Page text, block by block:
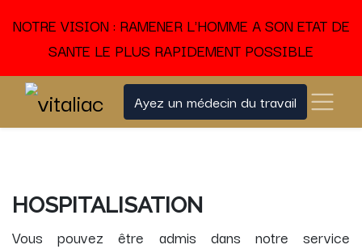
NOTRE VISION : RAMENER L'HOMME A SON ETAT DE
SANTE LE PLUS RAPIDEMENT POSSIBLE
Ayez un médecin du travail
HOSPITALISATION
Vous pouvez être admis dans notre service